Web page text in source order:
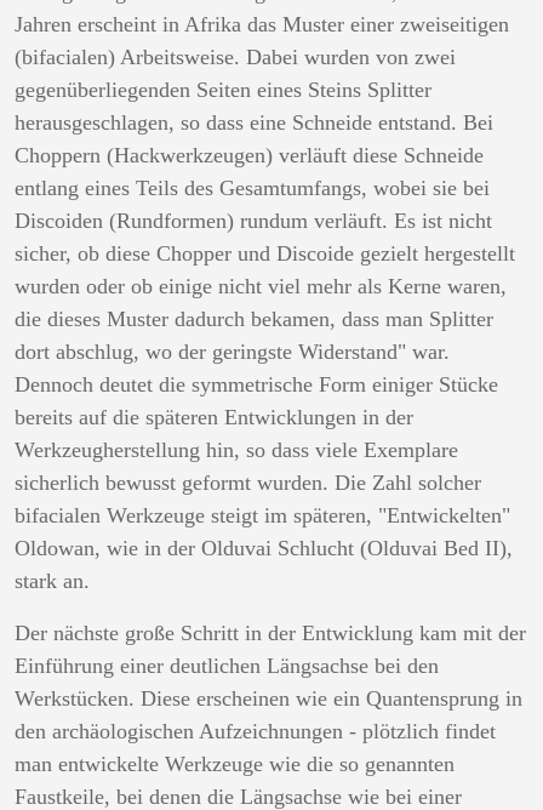
Jahren erscheint in Afrika das Muster einer zweiseitigen
(bifacialen) Arbeitsweise. Dabei wurden von zwei
gegenüberliegenden Seiten eines Steins Splitter
herausgeschlagen, so dass eine Schneide entstand. Bei
Choppern (Hackwerkzeugen) verläuft diese Schneide
entlang eines Teils des Gesamtumfangs, wobei sie bei
Discoiden (Rundformen) rundum verläuft. Es ist nicht
sicher, ob diese Chopper und Discoide gezielt hergestellt
wurden oder ob einige nicht viel mehr als Kerne waren,
die dieses Muster dadurch bekamen, dass man Splitter
dort abschlug, wo der geringste Widerstand" war.
Dennoch deutet die symmetrische Form einiger Stücke
bereits auf die späteren Entwicklungen in der
Werkzeugherstellung hin, so dass viele Exemplare
sicherlich bewusst geformt wurden. Die Zahl solcher
bifacialen Werkzeuge steigt im späteren, "Entwickelten"
Oldowan, wie in der Olduvai Schlucht (Olduvai Bed II),
stark an.
Der nächste große Schritt in der Entwicklung kam mit der
Einführung einer deutlichen Längsachse bei den
Werkstücken. Diese erscheinen wie ein Quantensprung in
den archäologischen Aufzeichnungen - plötzlich findet
man entwickelte Werkzeuge wie die so genannten
Faustkeile, bei denen die Längsachse wie bei einer